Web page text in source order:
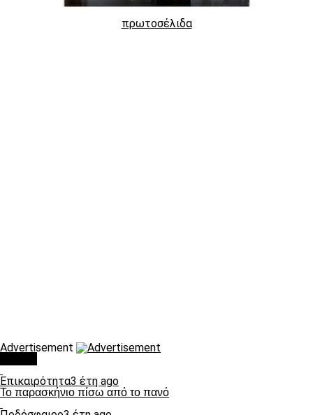
πρωτοσέλιδα
Advertisement
Επικαιρότητα3 έτη ago
Το παρασκήνιο πίσω από το πανό